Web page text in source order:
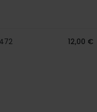
12,00 €